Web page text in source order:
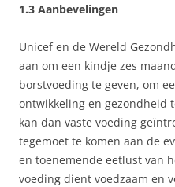
1.3 Aanbevelingen
Unicef en de Wereld
aan om een kindje zes
borstvoeding te geven, om
ontwikkeling en gezondheid
kan dan vaste voeding
tegemoet te komen aan de
en toenemende eetlust van
voeding dient voedzaam en